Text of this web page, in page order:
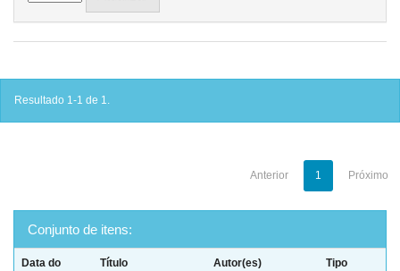
Resultado 1-1 de 1.
Anterior 1 Próximo
Conjunto de itens:
Data do
Título Autor(es) Tipo